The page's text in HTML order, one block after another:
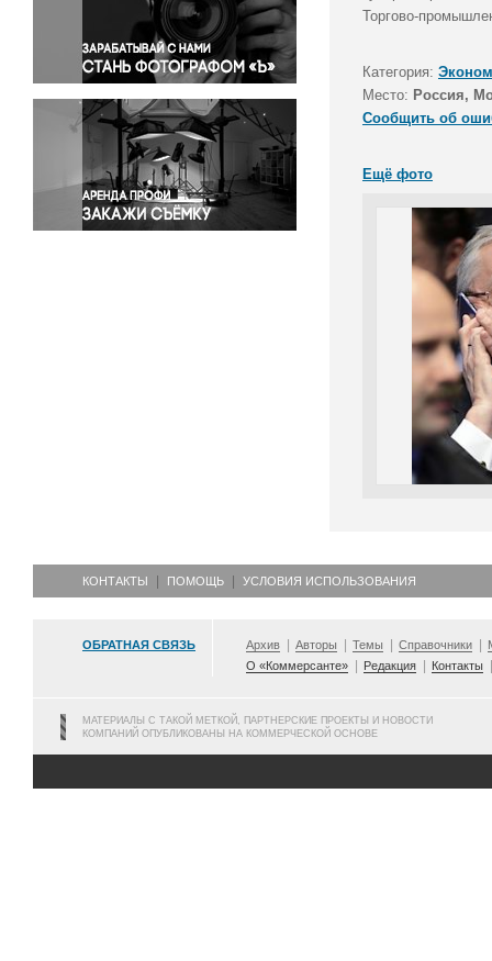
Правосудие
Происшествия и конфликты
Религия
Светская жизнь
Спорт
Экология
Экономика и бизнес
Торгово-
Категория:
Место: Россия,
Сообщить об
Ещё фото
КОНТАКТЫ ПОМОЩЬ УСЛОВИЯ ИСПОЛЬЗОВАНИЯ
ОБРАТНАЯ СВЯЗЬ Архив Авторы Темы Справочники
О «Коммерсанте»
Редакция Контакты
МАТЕРИАЛЫ С ТАКОЙ МЕТКОЙ, ПАРТНЕРСКИЕ ПРОЕКТЫ И НОВОСТИ
КОМПАНИЙ ОПУБЛИКОВАНЫ НА КОММЕРЧЕСКОЙ ОСНОВЕ